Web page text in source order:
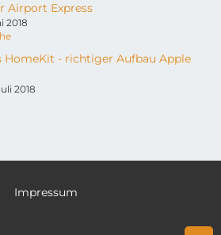
Airport Express
2018
HomeKit - richtiger Aufbau Apple
2018
Impressum